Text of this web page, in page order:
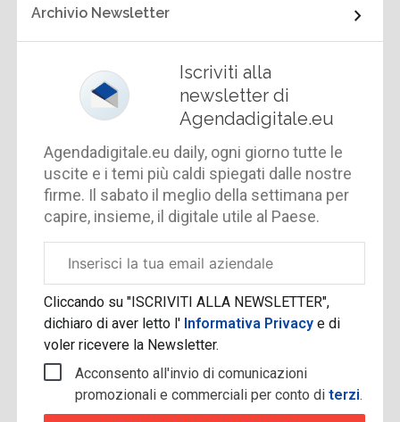
Archivio Newsletter
Iscriviti alla
newsletter di
Agendadigitale.eu
Agendadigitale.eu daily, ogni giorno tutte le
uscite e i temi più caldi spiegati dalle nostre
firme. Il sabato il meglio della settimana per
capire, insieme, il digitale utile al Paese.
aziendale
Cliccando su "ISCRIVITI ALLA NEWSLETTER",
dichiaro di aver letto l' Informativa Privacye di
voler ricevere la Newsletter.
Acconsento all'invio di comunicazioni
promozionali e commerciali per conto diterzi.